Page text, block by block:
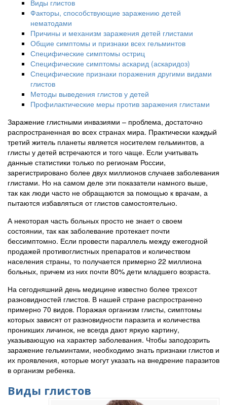
Виды глистов
Факторы, способствующие заражению детей
нематодами
Причины и механизм заражения детей глистами
Общие симптомы и признаки всех гельминтов
Специфические симптомы остриц
Специфические симптомы аскарид (аскаридоз)
Специфические признаки поражения другими видами
глистов
Методы выведения глистов у детей
Профилактические меры против заражения глистами
Заражение глистными инвазиями – проблема, достаточно
распространенная во всех странах мира. Практически каждый
третий житель планеты является носителем гельминтов, а
глисты у детей встречаются и того чаще. Если учитывать
данные статистики только по регионам России,
зарегистрировано более двух миллионов случаев заболевания
глистами. Но на самом деле эти показатели намного выше,
так как люди часто не обращаются за помощью к врачам, а
пытаются избавляться от глистов самостоятельно.
А некоторая часть больных просто не знает о своем
состоянии, так как заболевание протекает почти
бессимптомно. Если провести параллель между ежегодной
продажей противоглистных препаратов и количеством
населения страны, то получается примерно 22 миллиона
больных, причем из них почти 80% дети младшего возраста.
На сегодняшний день медицине известно более трехсот
разновидностей глистов. В нашей стране распространено
примерно 70 видов. Поражая организм глисты, симптомы
которых зависят от разновидности паразита и количества
проникших личинок, не всегда дают яркую картину,
указывающую на характер заболевания. Чтобы заподозрить
заражение гельминтами, необходимо знать признаки глистов и
их проявления, которые могут указать на внедрение паразитов
в организм ребенка.
Виды глистов